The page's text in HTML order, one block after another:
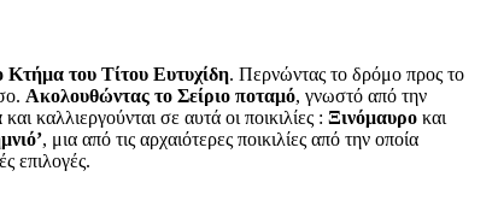
Κτήμα του Τίτου Ευτυχίδη. Περνώντας το δρόμο προς το
Ακολουθώντας το Σείριο ποταμό, γνωστό από την
και καλλιεργούνται σε αυτά οι ποικιλίες : Ξινόμαυρο και
, μια από τις αρχαιότερες ποικιλίες από την οποία
επιλογές.